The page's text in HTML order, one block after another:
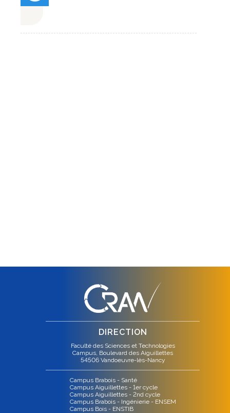
DIRECTION
Faculté des Sciences et Technologies
Campus, Boulevard des Aiguillettes
54506 Vandoeuvre-lès-Nancy
Campus Brabois - Santé
Campus Aiguillettes - 1er cycle
Campus Aiguillettes - 2nd cycle
Campus Brabois - Ingénierie - ENSEM
Campus Bois - ENSTIB